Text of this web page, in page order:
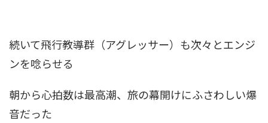
続いて飛行教導群 （アグレッサー）も次々とエンジ
ンを唸らせる
朝から心拍数は最高潮、旅の幕開けにふさわしい爆
音だった